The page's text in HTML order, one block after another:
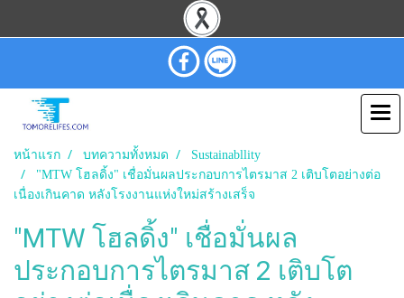
หน้าแรก บทความทั้งหมด
Sustainabllity
"MTW โฮลดิ้ง" เชื่อมั่นผลประกอบการไตรมาส 2 เติบโตอย่างต่อ
เนื่องเกินคาด หลังโรงงานแห่งใหม่สร้างเสร็จ
"MTW โฮลดิ้ง" เชื่อมั่นผล
ประกอบการไตรมาส 2 เติบโต